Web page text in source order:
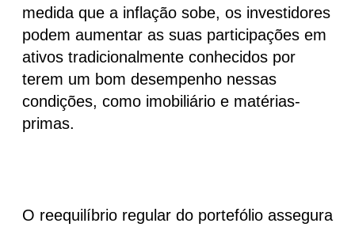
medida que a inflação sobe, os investidores
podem aumentar as suas participações em
ativos tradicionalmente conhecidos por
terem um bom desempenho nessas
condições, como imobiliário e matérias-
primas.
O reequilíbrio regular do portefólio assegura